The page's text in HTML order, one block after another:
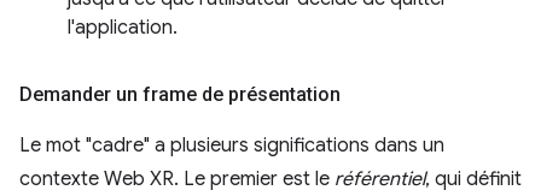
l'application.
Demander un frame de présentation
Le mot "cadre" a plusieurs significations dans un
contexte Web XR. Le premier est le référentiel, qui définit